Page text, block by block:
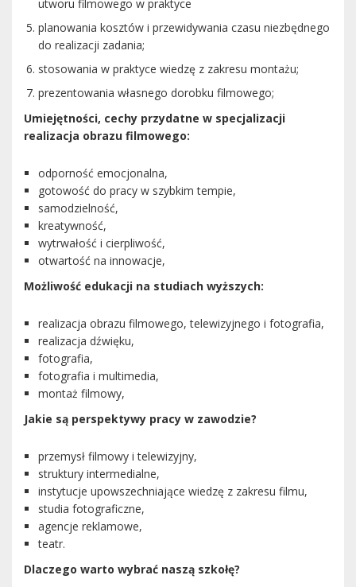
utworu filmowego w praktyce
planowania kosztów i przewidywania czasu niezbędnego
do realizacji zadania;
stosowania w praktyce wiedzę z zakresu montażu;
prezentowania własnego dorobku filmowego;
Umiejętności, cechy przydatne w specjalizacji
realizacja obrazu filmowego:
odporność emocjonalna,
gotowość do pracy w szybkim tempie,
samodzielność,
kreatywność,
wytrwałość i cierpliwość,
otwartość na innowacje,
Możliwość edukacji na studiach wyższych:
realizacja obrazu filmowego, telewizyjnego i fotografia,
realizacja dźwięku,
fotografia,
fotografia i multimedia,
montaż filmowy,
Jakie są perspektywy pracy w zawodzie?
przemysł filmowy i telewizyjny,
struktury intermedialne,
instytucje upowszechniające wiedzę z zakresu filmu,
studia fotograficzne,
agencje reklamowe,
teatr.
Dlaczego warto wybrać naszą szkołę?